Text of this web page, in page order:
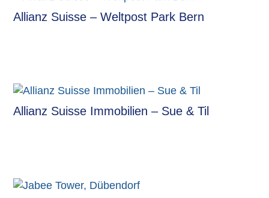
Allianz Suisse – Weltpost Park Bern
Allianz Suisse Immobilien – Sue & Til